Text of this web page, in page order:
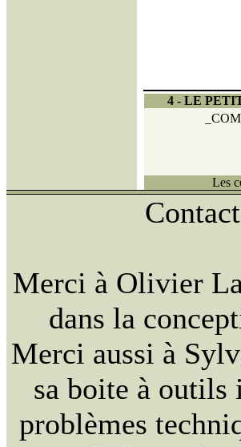
4 - LE
Les
Merci à Olivier
dans la
Merci aussi à
sa boite à
problèmes